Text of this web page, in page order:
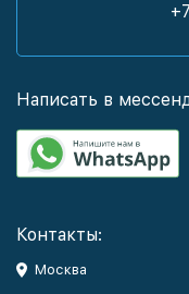
Написать в
Контакты:
Москва